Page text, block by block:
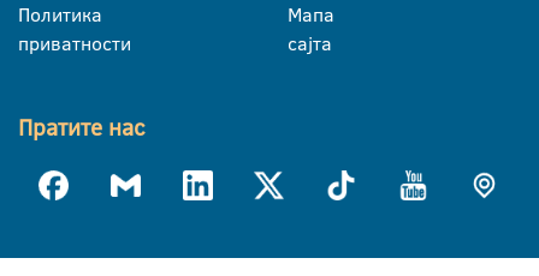
Политика
приватности
Мапа
сајта
Пратите нас